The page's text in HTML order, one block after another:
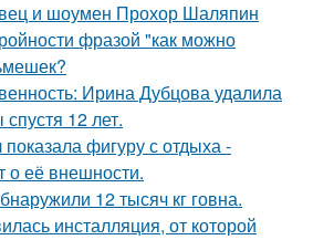
и шоумен Прохор Шаляпин
фразой "как можно
Ирина Дубцова удалила
12 лет.
фигуру с отдыха -
о её внешности.
12 тысяч кг говна.
инсталляция, от которой